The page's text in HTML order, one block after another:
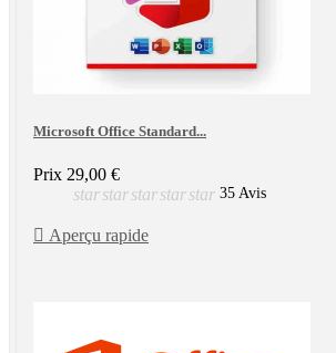
Microsoft Office Standard...
Prix 29,00 €
starstarstarstarstar 35 Avis
 Aperçu rapide